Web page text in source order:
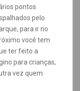
pontos
pelo
para ir no
você tem
ter feito a
para crianças,
vez quem